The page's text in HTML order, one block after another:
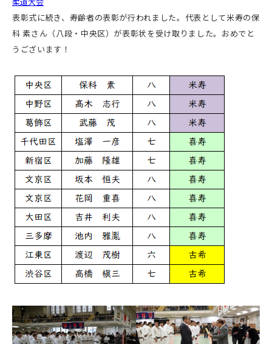
表彰式に続き、寿齢者の表彰が行われました。代表として米寿の保
科 素さん（八段・中央区）が表彰状を受け取りました。おめでと
うございます！